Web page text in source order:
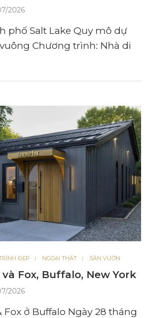
2026
phố Salt Lake Quy mô dự
vuông Chương trình: Nhà di
ĐẸP NGOẠI THẤT SÂN VƯỜN
Fox, Buffalo, New York
2026
Fox ở Buffalo Ngày 28 tháng